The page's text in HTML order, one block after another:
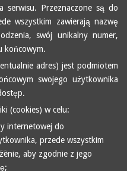
serwisu. Przeznaczone są do
wszystkim zawierają nazwę
swój unikalny numer,
końcowym.
adres) jest podmiotem
swojego użytkownika
(cookies) w celu:
internetowej do
przede wszystkim
aby zgodnie z jego